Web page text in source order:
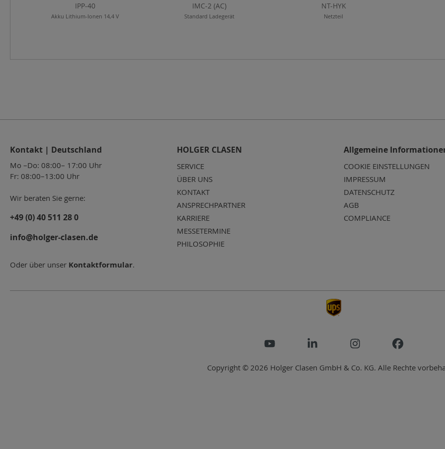
IPP-40
Akku Lithium-Ionen 14,4 V
IMC-2 (AC)
Standard Ladegerät
NT-HYK
Netzteil
Kontakt | Deutschland
Mo –Do: 08:00– 17:00 Uhr
Fr: 08:00–13:00 Uhr
Wir beraten Sie gerne:
+49 (0) 40 511 28 0
info@holger-clasen.de
Oder über unser Kontaktformular.
HOLGER CLASEN
SERVICE
ÜBER UNS
KONTAKT
ANSPRECHPARTNER
KARRIERE
MESSETERMINE
PHILOSOPHIE
Allgemeine
COOKIE EINSTELLUNGEN
IMPRESSUM
DATENSCHUTZ
AGB
COMPLIANCE
Copyright © 2026 Holger Clasen GmbH & Co. KG. Alle Rechte